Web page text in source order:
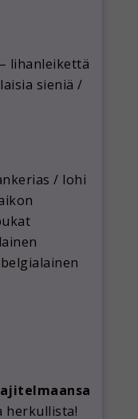
lihanleikettä
sieniä /
/ lohi
herkullista!